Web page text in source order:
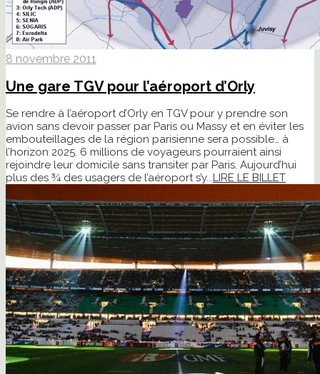
8 novembre 2011
Une gare TGV pour l’aéroport d’Orly
Se rendre à l’aéroport d’Orly en TGV pour y prendre son
avion sans devoir passer par Paris ou Massy et en éviter les
embouteillages de la région parisienne sera possible… à
l’horizon 2025. 6 millions de voyageurs pourraient ainsi
rejoindre leur domicile sans transiter par Paris. Aujourd’hui
plus des ¾ des usagers de l’aéroport s’y... LIRE LE BILLET